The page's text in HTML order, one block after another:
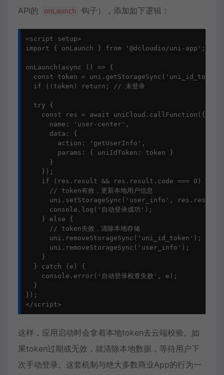
API的
onLaunch 钩子），添加如下逻辑：
<script setup>
import { onLaunch } from '@dcloudio/uni-app';
onLaunch(async () => {
const token =
  if (!token) return; // 未登录
  try {
    const res = await uniCloud.callFunction({
      name: 'user-center',
      data: {
        action: 'getUserInfo',
        params: { uniIdToken: token }
      }
    });
    if (res.result && res.result.code === 0) {
      // token有效，更新本地用户信息
uni.setStorageSync('user_info',
      console.log('自动登录成功');
    } else {
      // token失效，清除本地存储
      uni.removeStorageSync('uni_id_token');
      uni.removeStorageSync('user_info');
    }
  } catch (e) {
    console.error('自动登录检查失败', e);
  }
});
</script>
这样，应用启动时会拿着本地token去云端校验。如
果token过期或无效，就清除本地数据，等待用户下
次手动登录。这套机制与绝大多数商业App的行为一